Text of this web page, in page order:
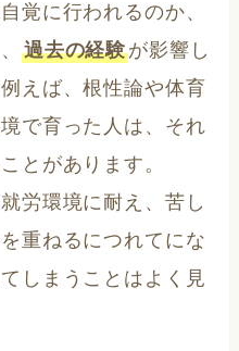
覚に行われるのか、
過去の経験が影響し
えば、根性論や体育
で育った人は、それ
とがあります。
労環境に耐え、苦し
重ねるにつれてにな
しまうことはよく見